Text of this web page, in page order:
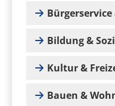
Bildung &
Kultur &
Bauen &